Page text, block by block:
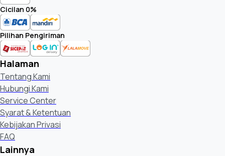
Cicilan 0%
Pilihan Pengiriman
Halaman
Tentang Kami
Hubungi Kami
Service Center
Syarat & Ketentuan
Kebijakan Privasi
FAQ
Lainnya